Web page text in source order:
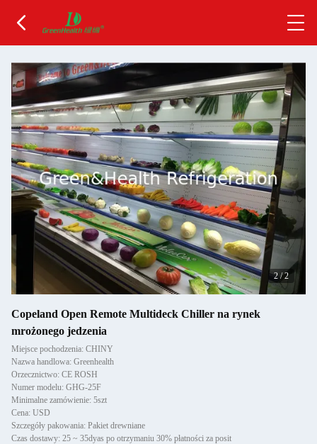
2/2
Copeland Open Remote Multideck Chiller na rynek
mrożonego jedzenia
Miejsce pochodzenia: CHINY
Nazwa handlowa: Greenhealth
Orzecznictwo: CE ROSH
Numer modelu: GHG-25F
Minimalne zamówienie: 5szt
Cena: USD
Szczegóły pakowania: Pakiet drewniane
Czas dostawy: 25 ~ 35dyas po otrzymaniu 30% płatności za posit